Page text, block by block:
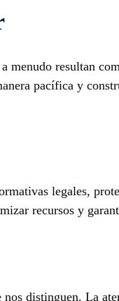
menudo resultan
pacífica y
legales,
recursos y
distinguen. La